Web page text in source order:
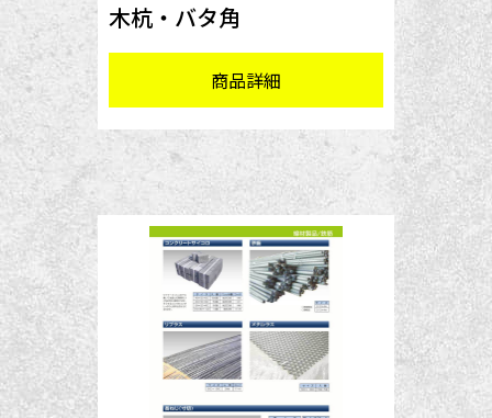
木杭・バタ角
商品詳細